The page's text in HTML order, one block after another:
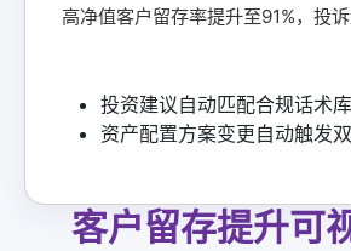
高净值客户留存率提升至91%，投
投资建议自动匹配合规话术库
资产配置方案变更自动触发
客户留存提升可